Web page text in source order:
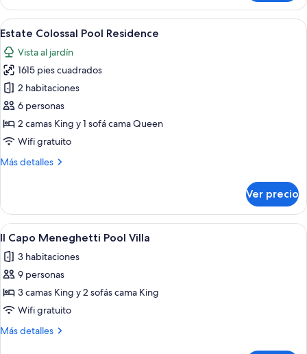
Colossal
Garden
Residence
Abrir
todas
las
fotos
de
Estate
Colossal
Pool
Residence
Amplia sala de estar con una
9
Estate Colossal Pool Residence
Vista al jardín
1615 pies cuadrados
2 habitaciones
6 personas
2 camas King y 1 sofá cama Queen
Wifi gratuito
Más detalles
Más
Colossal
Pool
Residence
Ver precio
Abrir
todas
las
fotos
de
Il
Capo
Un edificio de piedra de dos plantas
6
Il Capo Meneghetti Pool Villa
3 habitaciones
9 personas
3 camas King y 2 sofás cama King
Wifi gratuito
Más detalles
Más